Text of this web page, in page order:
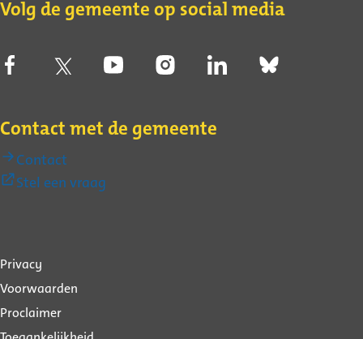
Volg de gemeente op social media
Contact met de gemeente
Contact
Stel een vraag
Over
deze
website
Privacy
Voorwaarden
Proclaimer